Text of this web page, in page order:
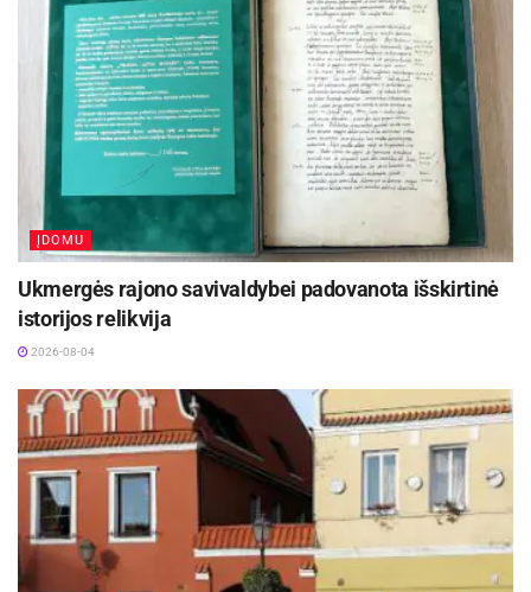
ĮDOMU
Ukmergės rajono savivaldybei padovanota išskirtinė
istorijos relikvija
2026-08-04